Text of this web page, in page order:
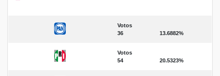
Votos
36
13.6882%
Votos
54
20.5323%